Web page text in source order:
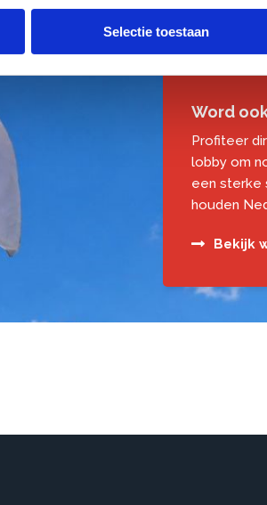
Selectie toestaan
Word
Profiteer
lobby om
een sterke
houden
Bekijk